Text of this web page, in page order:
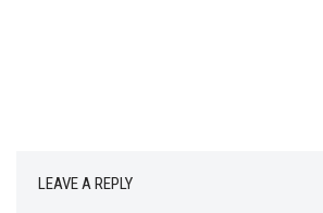
LEAVE A REPLY